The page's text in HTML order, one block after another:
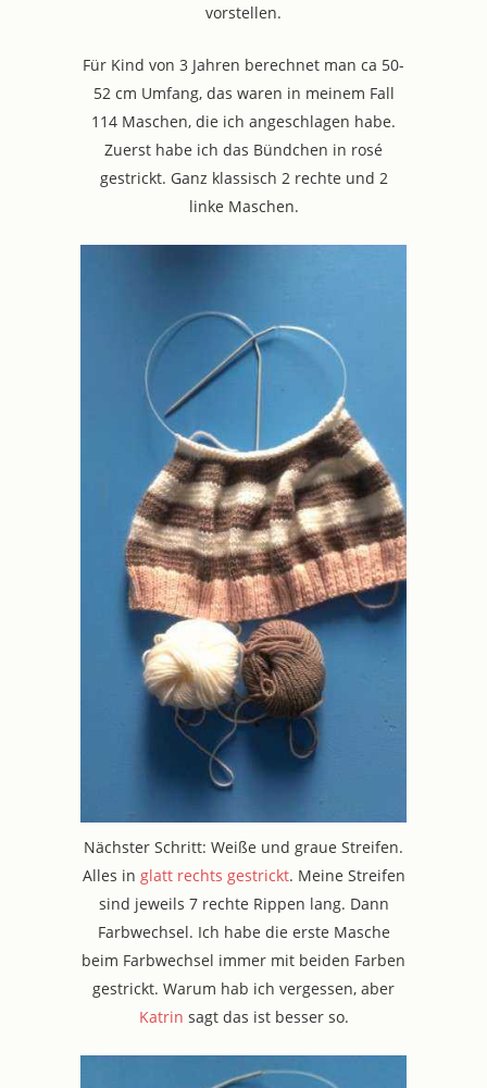
vorstellen.
Für Kind von 3 Jahren berechnet man ca 50-
52 cm Umfang, das waren in meinem Fall
114 Maschen, die ich angeschlagen habe.
Zuerst habe ich das Bündchen in rosé
gestrickt. Ganz klassisch 2 rechte und 2
linke Maschen.
Nächster Schritt: Weiße und graue Streifen.
Alles in glatt rechts gestrickt. Meine Streifen
sind jeweils 7 rechte Rippen lang. Dann
Farbwechsel. Ich habe die erste Masche
beim Farbwechsel immer mit beiden Farben
gestrickt. Warum hab ich vergessen, aber
Katrin sagt das ist besser so.